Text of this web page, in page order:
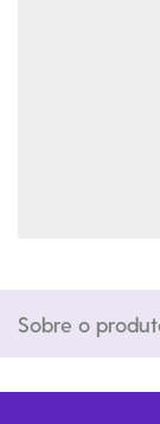
Sobre o